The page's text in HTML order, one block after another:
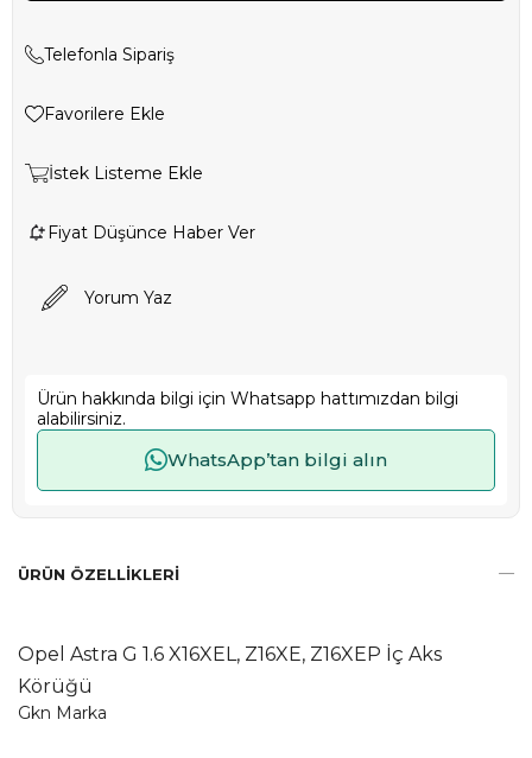
Telefonla Sipariş
Favorilere Ekle
İstek Listeme Ekle
Fiyat Düşünce Haber Ver
Yorum Yaz
Ürün hakkında bilgi için Whatsapp hattımızdan bilgi
alabilirsiniz.
WhatsApp’tan bilgi alın
ÜRÜN ÖZELLIKLERI
Opel Astra G 1.6 X16XEL, Z16XE, Z16XEP İç Aks
Körüğü
Gkn Marka